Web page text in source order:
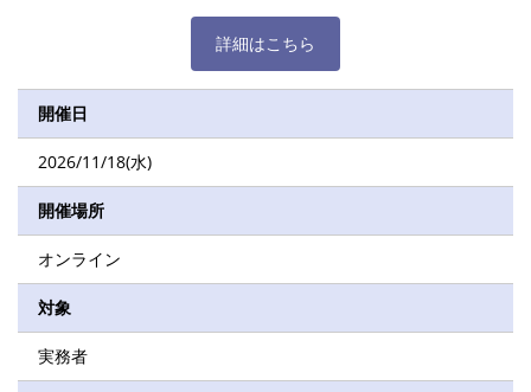
詳細はこちら
開催日
2026/11/18(水)
開催場所
オンライン
対象
実務者